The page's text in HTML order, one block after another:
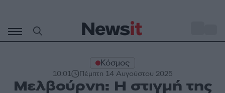
περιεχόμενο
Κόσμος
10:01 Πέμπτη 14 Αυγούστου 2025
Μελβούρνη: Η στιγμή της